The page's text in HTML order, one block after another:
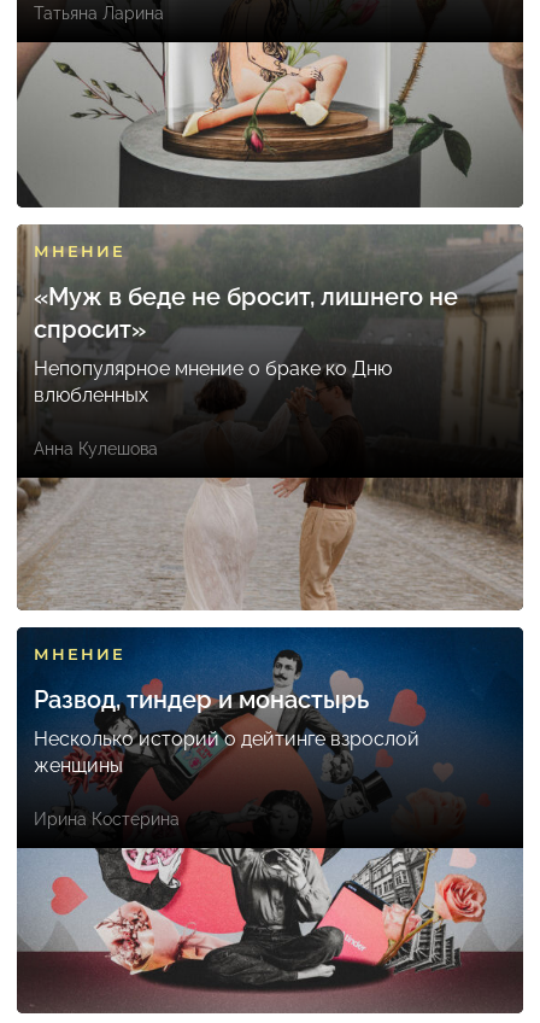
Татьяна Ларина
МНЕНИЕ
«Муж в беде не бросит, лишнего не
спросит»
Непопулярное мнение о браке ко Дню
влюбленных
Анна Кулешова
МНЕНИЕ
Развод, тиндер и монастырь
Несколько историй о дейтинге взрослой
женщины
Ирина Костерина